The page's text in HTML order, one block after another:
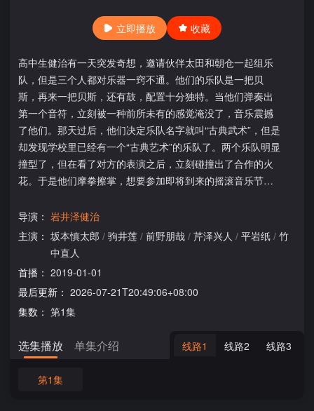
立即播放 收藏
高中生健治有一天突发奇想，邀请伙伴太田和朝仓一起组乐
队，但是三个人都对乐器一窍不通。他们的乐队是一把贝
斯，再来一把贝斯，还有鼓，配置十分独特。当他们弹奏出
第一个音符，立刻被一种前所未有的感觉淹没了，音乐震撼
了他们。那天过后，他们决定乐队名字就叫“古典武术”，但是
却发现学校里已经有一个“古典艺术”的乐队了。两个乐队明显
撞型了，但在看了对方的表演之后，立刻碰撞出了合作的火
花。于是他们摩拳擦掌，想要参加即将到来的摇滚音乐节…
导演： 岩井泽健治
主演： 坂本慎太郎 / 驹井莲 / 前野朋哉 / 芹泽兴人 / 平岩纸 / 竹
中直人
首播： 2019-01-01
最后更新： 2026-07-21T20:49:06+08:00
集数： 第1集
选集播放 单集介绍 线路1 线路2 线路3
第1集